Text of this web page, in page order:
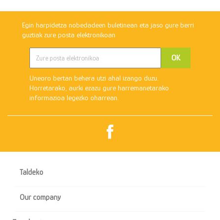
Egin harpidetza nobedadeen buletinean eta jaso gure berri
guztiak zure posta elektronikoan
Uneoro bertan behera utzi ahal izango duzu.
Horretarako, aurki ezazu gure harremanetarako
informazioa legezko oharrean.
Taldeko
Our company